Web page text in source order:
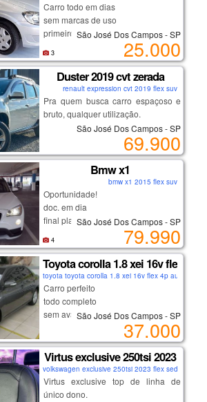
Carro todo em dias
sem marcas de uso
primeiro dono
documentado , com garantias e
quitado
São José Dos Campos - SP
25.000
3
Duster 2019 cvt zerada
renault expression cvt 2019 flex suv
Pra quem busca carro espaçoso e
bruto, qualquer utilização.
melhor versão, motor sce
indestrutível, corrente de comando.
câmbio cvt imparável, trocas suaves
e consumo baixo.
auxiliar de subida em rampa,
computador de bordo, modo eco.
rodas de liga, ajuste de bancos,
multimídia e muito mais...
segundo dono, nota de zero,
cautelar 100% sem repintura.
oportunidade de adquirir o melhor
da região, confira!
_______________________
São José Dos Campos - SP
69.900
Bmw x1
bmw x1 2015 flex suv
Oportunidade!
doc. em dia
final placa 2São José Dos Campos - SP
79.990
4
Toyota corolla 1.8 xei 16v flex 4p
toyota toyota corolla 1.8 xei 16v flex 4p
Carro perfeito
todo completo
sem avarias
com garantias
São José Dos Campos - SP
37.000
Virtus exclusive 250tsi 2023
volkswagen exclusive 250tsi 2023 flex sedan
Virtus exclusive top de linha de
único dono.